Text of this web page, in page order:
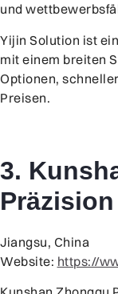
und
Yijin Solution ist
mit einem breiten
Optionen,
Preisen.
3.
Jiangsu, China
Website: https://